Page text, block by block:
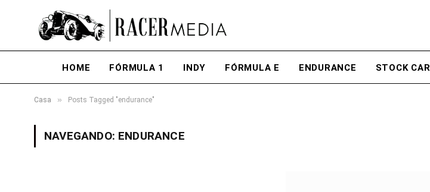
HOME FÓRMULA 1 INDY FÓRMULA E ENDURANCE STOCK CAR
Casa » Posts Tagged "endurance"
NAVEGANDO: ENDURANCE